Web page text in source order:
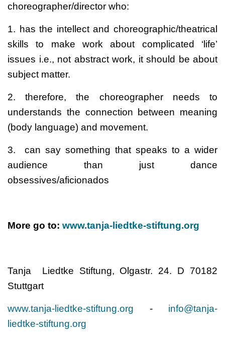
choreographer/director who:
1. has the intellect and choreographic/theatrical
skills to make work about complicated ‘life’
issues i.e., not abstract work, it should be about
subject matter.
2. therefore, the choreographer needs to
understands the connection between meaning
(body language) and movement.
3. can say something that speaks to a wider
audience than just dance
obsessives/aficionados
More go to: www.tanja-liedtke-stiftung.org
Tanja Liedtke Stiftung, Olgastr. 24. D 70182
Stuttgart
www.tanja-liedtke-stiftung.org -
info@tanja-
liedtke-stiftung.org